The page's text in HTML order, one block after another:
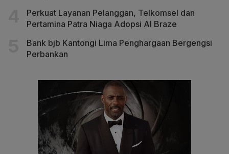
Perkuat Layanan Pelanggan, Telkomsel dan
Pertamina Patra Niaga Adopsi AI Braze
Bank bjb Kantongi Lima Penghargaan Bergengsi
Perbankan